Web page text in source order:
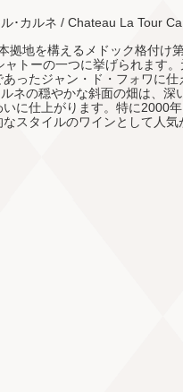
･カルネ / Chateau La Tour
地を構えるメドック格付け
トーの一つに挙げられます
ったジャン・ド・フォワに
ネの穏やかな斜面の畑は、深
に仕上がります。特に2000
スタイルのワインとして人気